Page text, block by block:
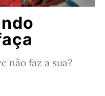
não faz a sua?